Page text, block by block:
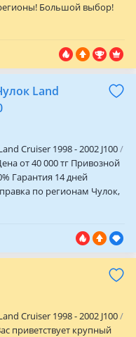
Большой выбор!
Land
Cruiser 1998 - 2002 J100
от 40 000 тг Привозной
Гарантия 14 дней
по регионам Чулок,
на Land Cruiser 100
Полуось, редуктор на
Чулок, Полуось, редуктор
Cruiser 1998 - 2002 J100
приветствует крупный